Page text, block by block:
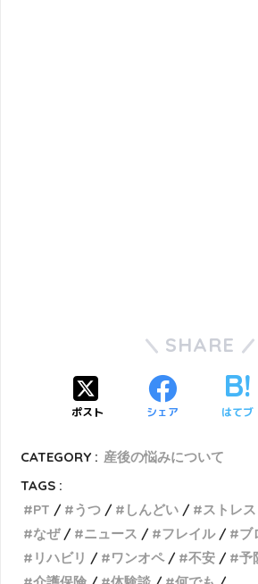
SHARE
ポスト シェア はてブ
CATEGORY : 産後の悩みについて
TAGS :
PT
うつ しんどい ストレス
なぜ
ニュース フレイル ブ
リハビリ
ワンオペ 不安 予